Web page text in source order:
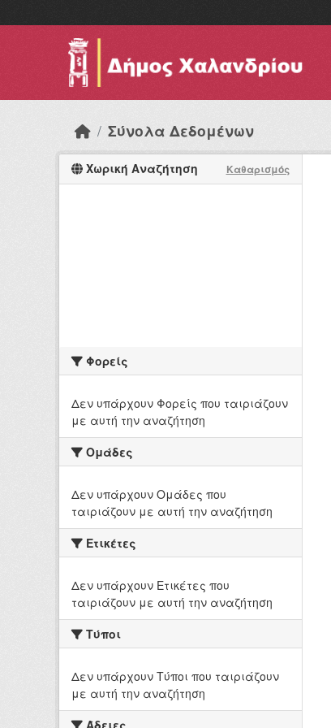
Σύνολα Δεδομένων
Χωρική Αναζήτηση Καθαρισμός
Φορείς
Δεν υπάρχουν Φορείς που ταιριάζουν
με αυτή την αναζήτηση
Ομάδες
Δεν υπάρχουν Ομάδες που
ταιριάζουν με αυτή την αναζήτηση
Ετικέτες
Δεν υπάρχουν Ετικέτες που
ταιριάζουν με αυτή την αναζήτηση
Τύποι
Δεν υπάρχουν Τύποι που ταιριάζουν
με αυτή την αναζήτηση
Άδειες